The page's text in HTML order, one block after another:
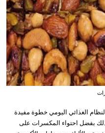
الغذائي اليومي خطوة مفيدة
ذلك بفضل احتواء المكسرات على